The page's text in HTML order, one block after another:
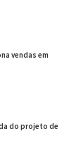
vendas em
do projeto de